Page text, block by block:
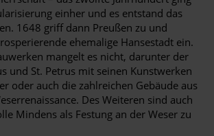
einher und es entstand das
1648 griff dann Preußen zu und
ehemalige Hansestadt ein.
mangelt es nicht, darunter der
und St. Petrus mit seinen Kunstwerken
oder auch die zahlreichen Gebäude aus
Des Weiteren sind auch
Mindens als Festung an der Weser zu